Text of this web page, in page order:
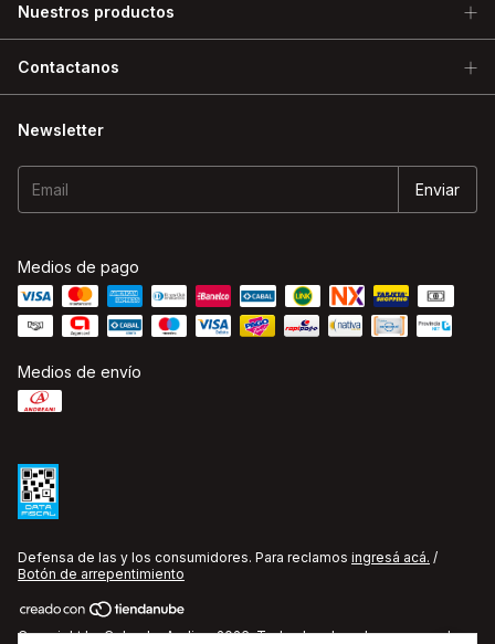
Nuestros productos
Contactanos
Newsletter
Medios de pago
Medios de envío
Defensa de las y los consumidores. Para reclamos ingresá acá. /
Botón de arrepentimiento
Copyright La Cobacha Audio - 2026. Todos los derechos reservados.